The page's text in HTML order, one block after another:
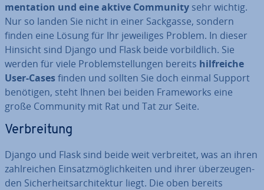
men­ta­ti­on und eine aktive Community sehr wichtig.
Nur so landen Sie nicht in einer Sackgasse, sondern
finden eine Lösung für Ihr je­wei­li­ges Problem. In dieser
Hinsicht sind Django und Flask beide vor­bild­lich. Sie
werden für viele Pro­blem­stel­lun­gen bereits hilf­rei­che
User-Casesfinden und sollten Sie doch einmal Support
benötigen, steht Ihnen bei beiden Frame­works eine
große Community mit Rat und Tat zur Seite.
Ver­brei­tung
Django und Flask sind beide weit ver­brei­tet, was an ihren
zahl­rei­chen Ein­satz­mög­lich­kei­ten und ihrer über­zeu­gen­
den Si­cher­heits­ar­chi­tek­tur liegt. Die oben bereits